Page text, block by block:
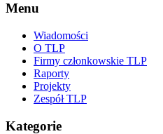
Menu
Wiadomości
O TLP
Firmy członkowskie TLP
Raporty
Projekty
Zespół TLP
Kategorie